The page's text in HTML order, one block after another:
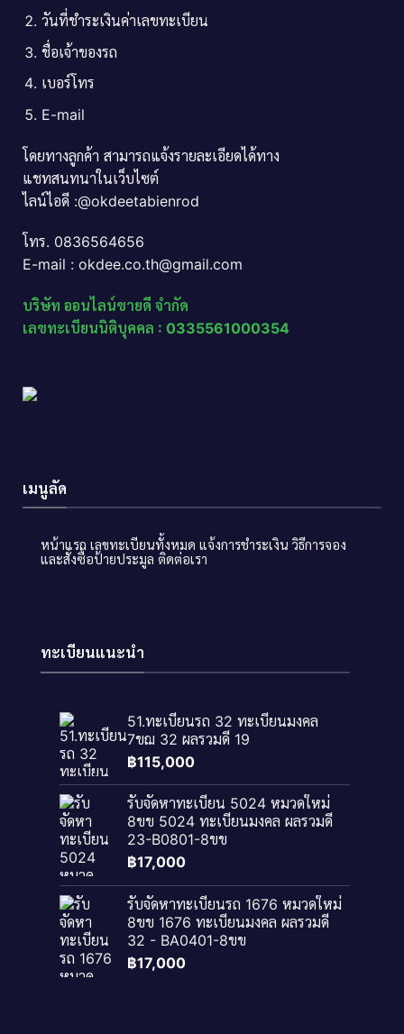
วันที่ชำระเงินค่าเลขทะเบียน
ชื่อเจ้าของรถ
เบอร์โทร
E-mail
โดยทางลูกค้า สามารถแจ้งรายละเอียดได้ทาง
แชทสนทนาในเว็บไซต์
ไลน์ไอดี :@okdeetabienrod
โทร. 0836564656
E-mail : okdee.co.th@gmail.com
บริษัท ออนไลน์ขายดี จำกัด
เลขทะเบียนนิติบุคคล : 0335561000354
เมนูลัด
หน้าแรก เลขทะเบียนทั้งหมด แจ้งการชำระเงิน วิธีการจอง
และสั่งซื้อป้ายประมูล ติดต่อเรา
ทะเบียนแนะนำ
51.ทะเบียนรถ 32 ทะเบียนมงคล
7ขฌ 32 ผลรวมดี 19
฿115,000
รับจัดหาทะเบียน 5024 หมวดใหม่
8ขข 5024 ทะเบียนมงคล ผลรวมดี
23-B0801-8ขข
฿17,000
รับจัดหาทะเบียนรถ 1676 หมวดใหม่
8ขข 1676 ทะเบียนมงคล ผลรวมดี
32 - BA0401-8ขข
฿17,000